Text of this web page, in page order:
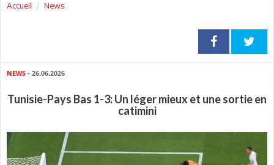
Accueil News
NEWS - 26.06.2026
Tunisie-Pays Bas 1-3: Un léger mieux et une sortie en
catimini